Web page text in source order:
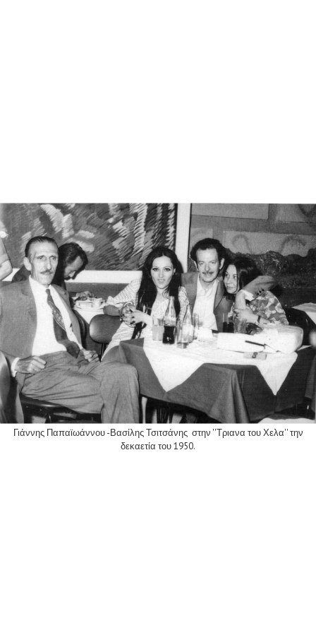
Γιάννης Παπαϊωάννου -Βασίλης Τσιτσάνης στην ''Τριανα του Χελα'' την
δεκαετία του 1950.